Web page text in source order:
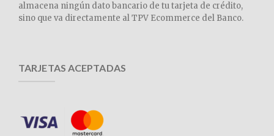
almacena ningún dato bancario de tu tarjeta de crédito,
sino que va directamente al TPV Ecommerce del Banco.
TARJETAS ACEPTADAS